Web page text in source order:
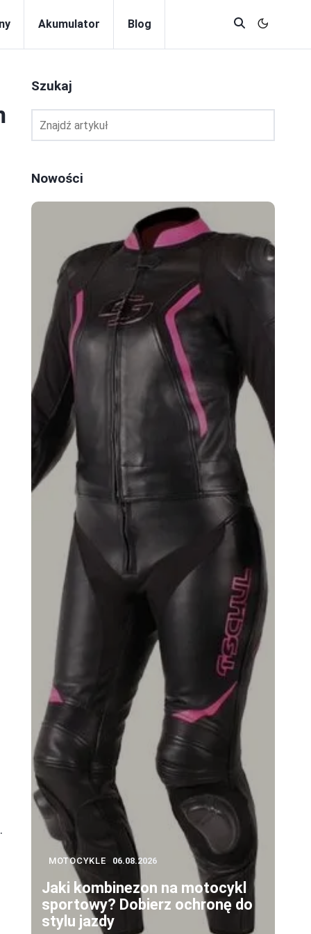
Akumulator Blog
Szukaj
Nowości
MOTOCYKLE 06.08.2026
Jaki kombinezon na motocykl
sportowy? Dobierz ochronę do
stylu jazdy